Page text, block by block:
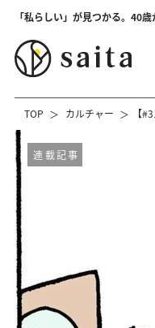
「私らしい」が見つかる。40
TOP カルチャー 【
連載記事